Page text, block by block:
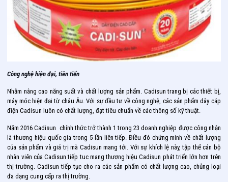
Công nghệ hiện đại, tiên tiến
Nhằm nâng cao năng suất và chất lượng sản phẩm. Cadisun trang bị các thiết bị,
máy móc hiện đại từ châu Âu. Với sự đầu tư về công nghệ, các sản phẩm dây cáp
điện Cadisun luôn có chất lượng, đạt tiêu chuẩn về các thông số kỹ thuật.
Năm 2016 Cadisun chính thức trở thành 1 trong 23 doanh nghiệp được công nhận
là thương hiệu quốc gia trong 5 lần liên tiếp. Điều đó chứng minh về chất lượng
của sản phẩm và giá trị mà Cadisun mang tới. Với sự khích lệ này, tập thể cán bộ
nhân viên của Cadisun tiếp tuc mang thương hiệu Cadisun phát triển lớn hơn trên
thị trường. Cadisun tiếp tục cho ra các sản phẩm có chất lượng cao, chủng loại
đa dạng cung cấp ra thị trường.